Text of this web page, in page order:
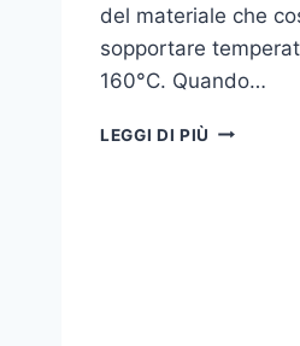
del materiale che
sopportare
160°C. Quando…
LEGGI DI PIÙ COME